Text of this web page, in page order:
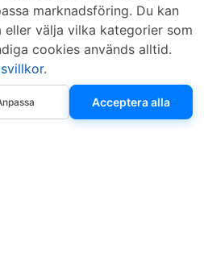
marknadsföring. Du kan
eller välja vilka kategorier som
cookies används alltid.
.
Acceptera alla
Köp nu
sålda dieselbox
Återförsäljare
Sök KCR-box